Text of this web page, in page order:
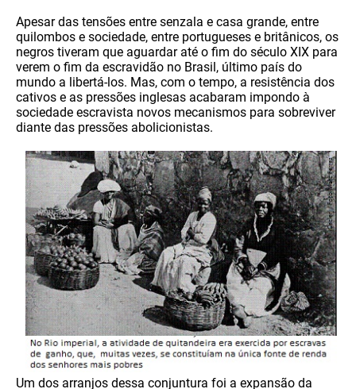
Apesar das tensões entre senzala e casa grande, entre
quilombos e sociedade, entre portugueses e britânicos, os
negros tiveram que aguardar até o fim do século XIX para
verem o fim da escravidão no Brasil, último país do
mundo a libertá-los. Mas, com o tempo, a resistência dos
cativos e as pressões inglesas acabaram impondo à
sociedade escravista novos mecanismos para sobreviver
diante das pressões abolicionistas.
Um dos arranjos dessa conjuntura foi a expansão da